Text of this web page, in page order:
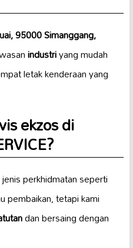
95000 Simanggang,
industriyang mudah
letak kenderaan yang
ekzos di
perkhidmatan seperti
pembaikan, tetapi kami
dan bersaing dengan